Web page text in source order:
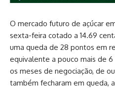
O mercado futuro de açúcar
sexta-feira cotado a 14.69
uma queda de 28 pontos em
equivalente a pouco mais de
os meses de negociação, de
também fecharam em queda,